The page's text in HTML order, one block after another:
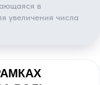
в
увеличения числа